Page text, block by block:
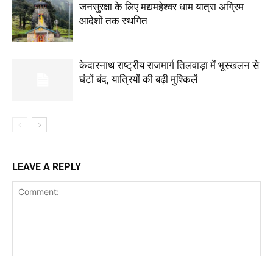
जनसुरक्षा के लिए मद्यमहेश्वर धाम यात्रा अग्रिम
आदेशों तक स्थगित
केदारनाथ राष्ट्रीय राजमार्ग तिलवाड़ा में भूस्खलन से
घंटों बंद, यात्रियों की बढ़ी मुश्किलें
LEAVE A REPLY